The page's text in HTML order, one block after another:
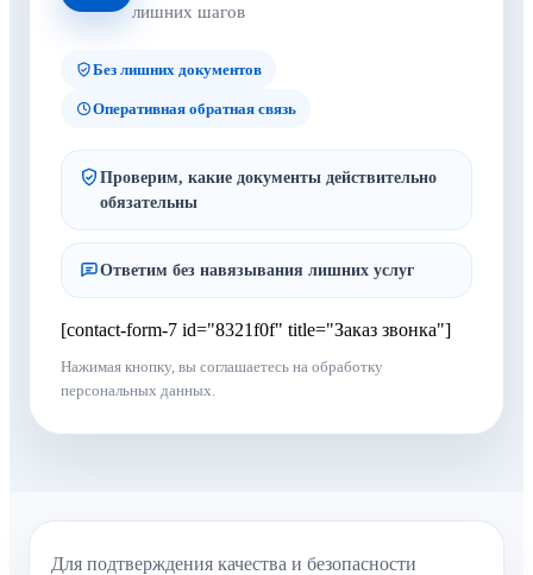
лишних шагов
Без лишних документов
Оперативная обратная связь
Проверим, какие документы действительно
обязательны
Ответим без навязывания лишних услуг
[contact-form-7 id="8321f0f" title="Заказ звонка"]
Нажимая кнопку, вы соглашаетесь на обработку
персональных данных.
Для подтверждения качества и безопасности